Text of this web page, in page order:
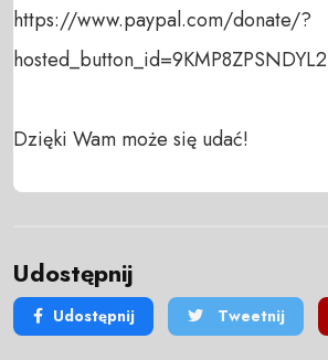
https://www.paypal.com/donate/?
hosted_button_id=9KMP8ZPSNDYL2
Dzięki Wam może się udać!
Udostępnij
Udostępnij Tweetnij